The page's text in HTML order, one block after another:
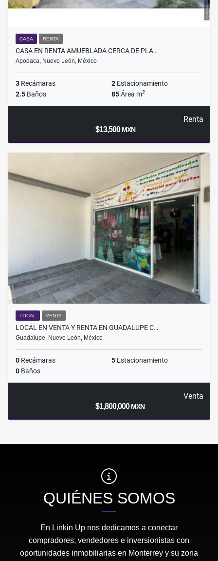
CASA RENTA
CASA EN RENTA AMUEBLADA CERCA DE PLA…
Apodaca, Nuevo León, México
3 Recámaras 2 Estacionamiento
2.5 Baños 85Área m2
Renta
$13,500MXN
LOCAL VENTA
LOCAL EN VENTA Y RENTA EN GUADALUPE C…
Guadalupe, Nuevo León, México
0 Recámaras 5 Estacionamiento
0 Baños
Venta
$1,800,000MXN
QUIÉNES SOMOS
En Linkin Up nos dedicamos a conectar
compradores, vendedores e inversionistas con
oportunidades inmobiliarias en Monterrey y su zona